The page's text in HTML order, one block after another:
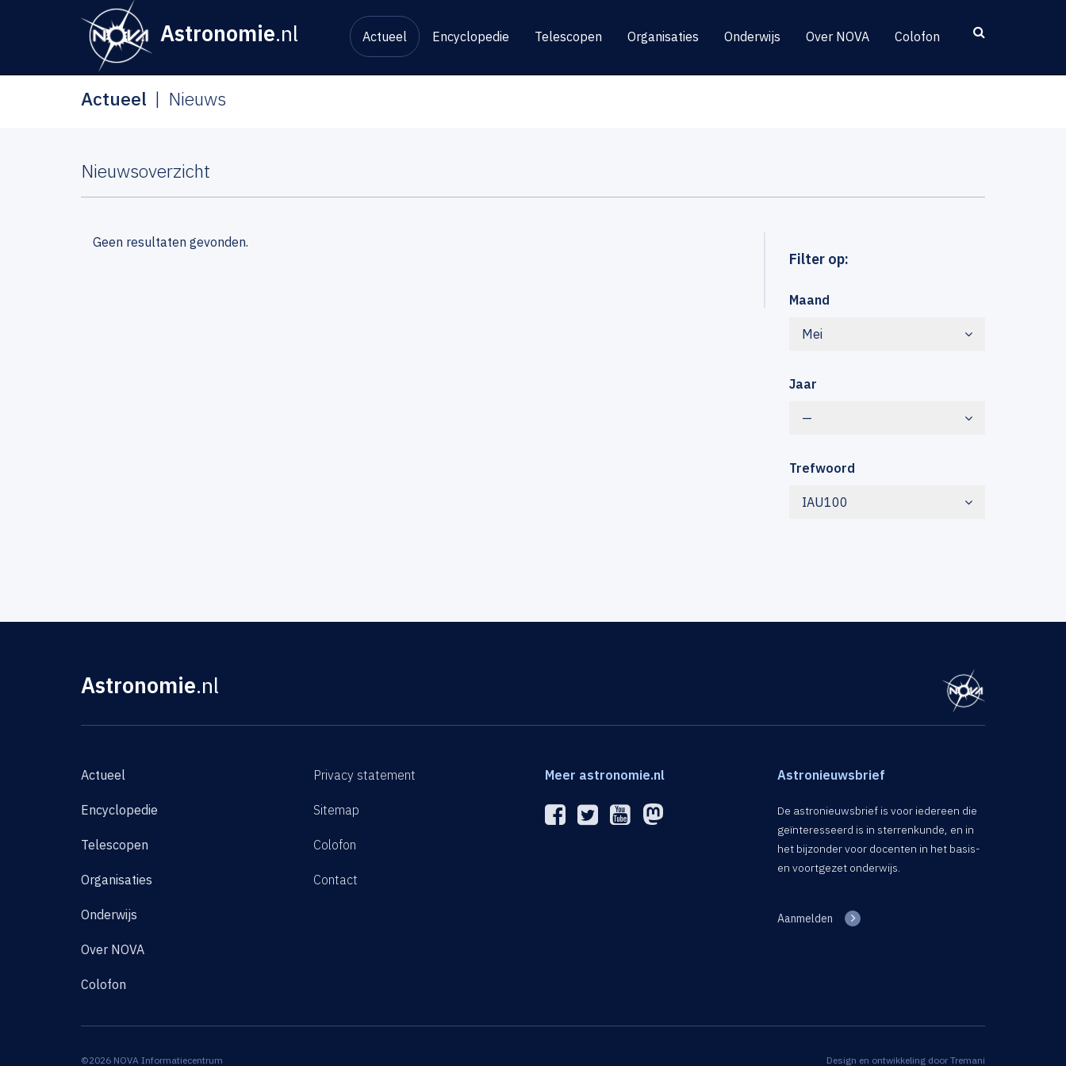
Astronomie.nl Actueel Encyclopedie Telescopen Organisaties Onderwijs Over NOVA Colofon
Actueel Nieuws
Nieuwsoverzicht
Filter op:
Maand
Mei
Jaar
—
Trefwoord
IAU100
Geen resultaten gevonden.
Astronomie.nl
Actueel
Encyclopedie
Telescopen
Organisaties
Onderwijs
Over NOVA
Colofon
Privacy statement
Sitemap
Colofon
Contact
Meer astronomie.nl Astronieuwsbrief
De astronieuwsbrief is voor iedereen die
geïnteresseerd is in sterrenkunde, en in
het bijzonder voor docenten in het basis-
en voortgezet onderwijs.
Aanmelden
©2026 NOVA Informatiecentrum Design en ontwikkeling door Tremani